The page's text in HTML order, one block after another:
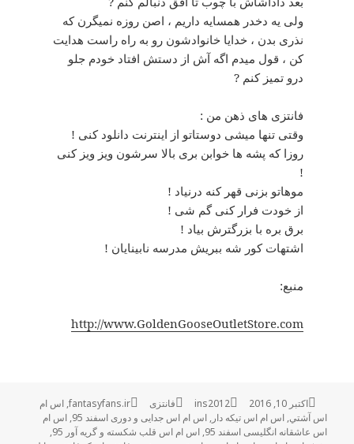
ولی یه دخدر همسایه داریم ، اصن روزه نمیگرن که
نذری بدن ، خدایا خانوادشون رو به راه راست هدایت
کن ، قول میدم اگه آش از دستش افتاد خودم جلو
درو تمیز کنم ?
فانتزی های ذهن من :
وقتی تنها میشی دوستاتو از اینترنت دانلود کنی !
روزا که پشه ها خوابن بری بالا سرشون ویز ویز کنی
!
موهاتو بزنی قهر کنه درنیاد !
از خودت فرار کنی گم شی !
برق بره با بزرگترش بیاد !
اشتهات کور شه ببریش مدرسه نابینایان !
منبع:
http://www.GoldenGooseOutletStore.com
ارسال
شده
در
اکتبر 10, 2016 نویسنده
ins2012 دسته‌ها
فانتزی برچسب‌ها
fantasyfans.ir
,اس ام
اس آشتي,اس ام اس تیکه دار,اس ام اس جدایی و دوری اسفند 95 ,اس ام
اس عاشقانه انگلیسی اسفند 95
,اس ام اس قلب شکسته و گریه آور 95
,